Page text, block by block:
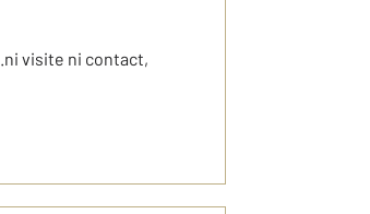
visite ni contact,